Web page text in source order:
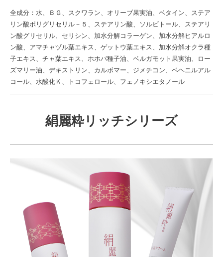
全成分：水、ＢＧ、スクワラン、オリーブ果実油、ベタイン、ステア
リン酸ポリグリセリル－５、ステアリン酸、ソルビトール、ステアリ
ン酸グリセリル、セリシン、加水分解コラーゲン、加水分解ヒアルロ
ン酸、アマチャヅル葉エキス、ゲットウ葉エキス、加水分解オクラ種
子エキス、チャ葉エキス、ホホバ種子油、ベルガモット果実油、ロー
ズマリー油、デキストリン、カルボマー、ジメチコン、ベヘニルアル
コール、水酸化Ｋ、トコフェロール、フェノキシエタノール
絹麗粋リッチシリーズ